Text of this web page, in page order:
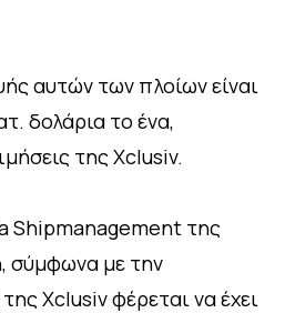
αυτών των πλοίων είναι
δολάρια το ένα,
της Xclusiv.
Shipmanagement της
σύμφωνα με την
Xclusiv φέρεται να έχει